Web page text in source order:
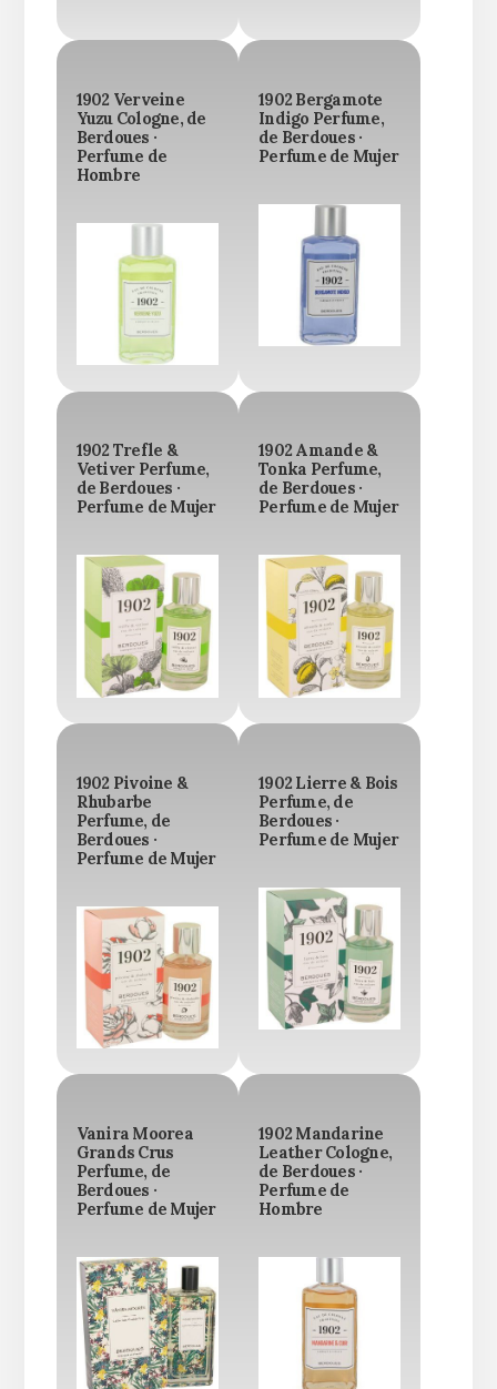
1902 Verveine
Yuzu Cologne, de
Berdoues ·
Perfume de
Hombre
1902 Bergamote
Indigo Perfume,
de Berdoues ·
Perfume de Mujer
1902 Trefle &
Vetiver Perfume,
de Berdoues ·
Perfume de Mujer
1902 Amande &
Tonka Perfume,
de Berdoues ·
Perfume de Mujer
1902 Pivoine &
Rhubarbe
Perfume, de
Berdoues ·
Perfume de Mujer
1902 Lierre & Bois
Perfume, de
Berdoues ·
Perfume de Mujer
Vanira Moorea
Grands Crus
Perfume, de
Berdoues ·
Perfume de Mujer
1902 Mandarine
Leather Cologne,
de Berdoues ·
Perfume de
Hombre